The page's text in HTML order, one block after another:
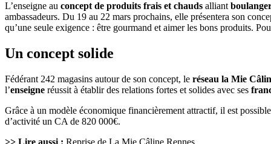
L’enseigne au concept de produits frais et chauds alliant
ambassadeurs. Du 19 au 22 mars prochains, elle présentera son
qu’une seule exigence : être gourmand et aimer les bons produits.
Un concept solide
Fédérant 242 magasins autour de son concept, le réseau la Mie
l’enseigne réussit à établir des relations fortes et solides avec ses
Grâce à un modèle économique financièrement attractif, il est
d’activité un CA de 820 000€.
>> Lire aussi : Reprise de La Mie Câline Rennes